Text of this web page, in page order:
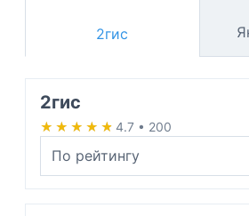
2гис
2гис
★★★★★
★★★★★ 4.7 • 200